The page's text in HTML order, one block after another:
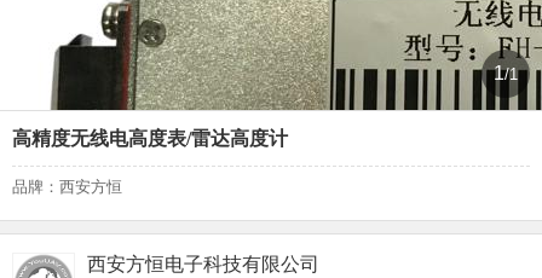
1/1
高精度无线电高度表/雷达高度计
品牌：西安方恒
西安方恒电子科技有限公司